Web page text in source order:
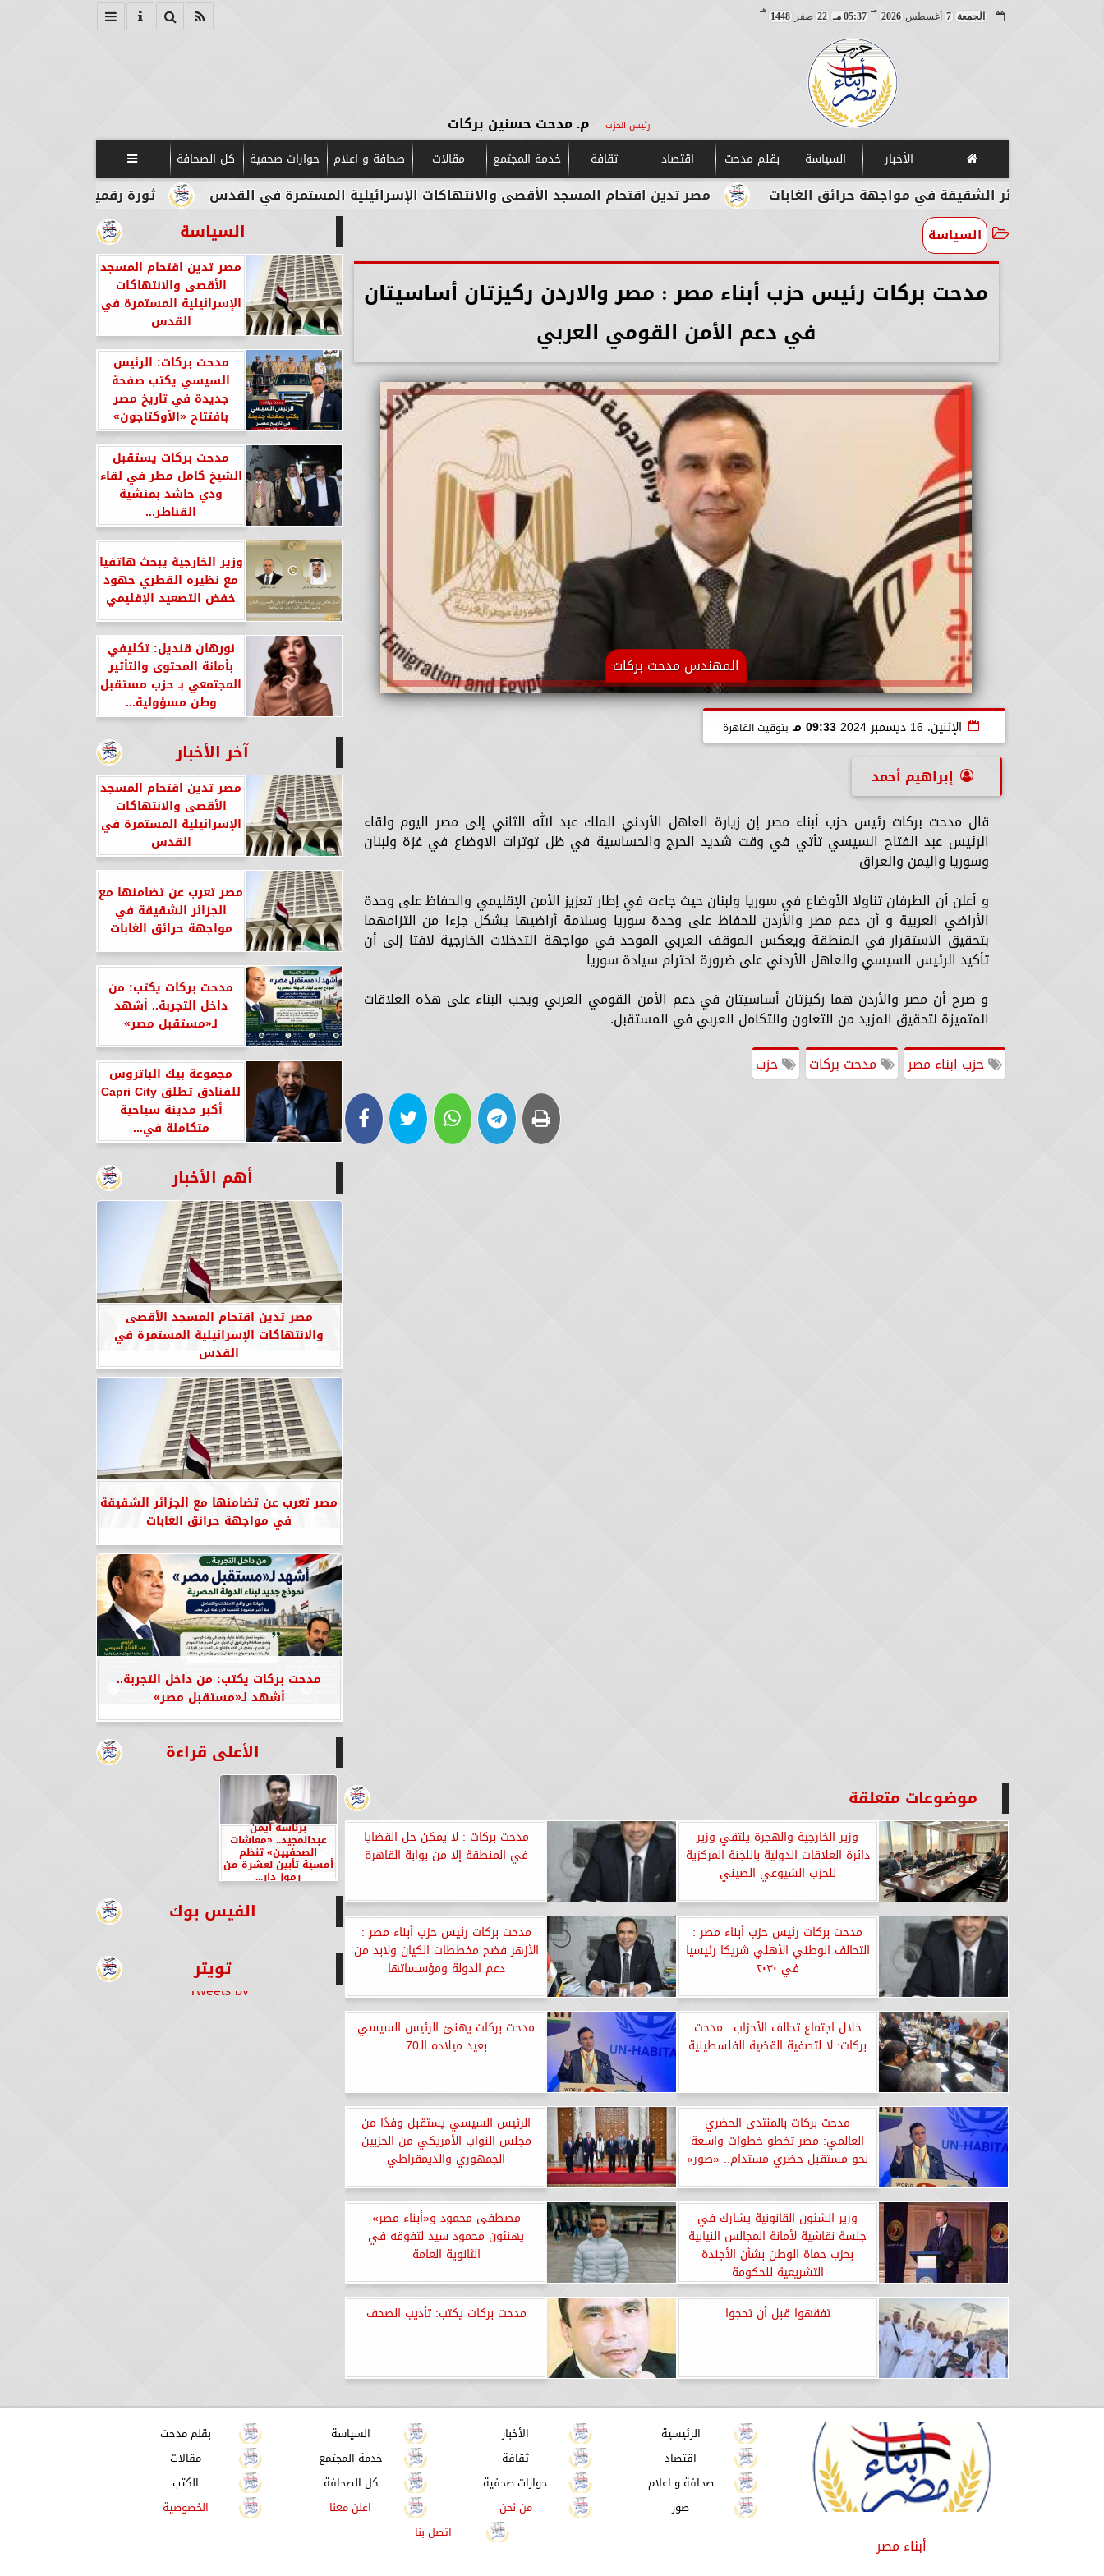
الجمعة 7 أغسطس2026
مـ
05:37 مـ 22 صفر1448
هـ
رئيس الحزب م. مدحت حسنين بركات
الأخبار السياسة بقلم مدحت اقتصاد ثقافة خدمة المجتمع مقالات صحافة و اعلام حوارات صحفية كل الصحافة 
ثورة رقمية في قلب الآثار.. مصر تدين اقتحام المسجد الأقصى والانتهاكات الإسرائيلية المستمرة في القدس الشقيقة في مواجهة حرائق الغابات
السياسة
مدحت بركات رئيس حزب أبناء مصر : مصر والاردن ركيزتان أساسيتان
في دعم الأمن القومي العربي
المهندس مدحت بركات
الإثنين، 16 ديسمبر 2024 09:33 مـ بتوقيت القاهرة
إبراهيم أحمد
قال مدحت بركات رئيس حزب أبناء مصر إن زيارة العاهل الأردني الملك عبد الله الثاني إلى مصر اليوم ولقاء
الرئيس عبد الفتاح السيسي تأتي في وقت شديد الحرج والحساسية في ظل توترات الاوضاع في غزة ولبنان
وسوريا واليمن والعراق
و أعلن أن الطرفان تناولا الأوضاع في سوريا ولبنان حيث جاءت في إطار تعزيز الأمن الإقليمي والحفاظ على وحدة
الأراضي العربية و أن دعم مصر والأردن للحفاظ على وحدة سوريا وسلامة أراضيها يشكل جزءا من التزامهما
بتحقيق الاستقرار في المنطقة ويعكس الموقف العربي الموحد في مواجهة التدخلات الخارجية لافتا إلى أن
تأكيد الرئيس السيسي والعاهل الأردني على ضرورة احترام سيادة سوريا
و صرح أن مصر والأردن هما ركيزتان أساسيتان في دعم الأمن القومي العربي ويجب البناء على هذه العلاقات
المتميزة لتحقيق المزيد من التعاون والتكامل العربي في المستقبل.
حزب ابناء مصر
مدحت بركات حزب
موضوعات متعلقة
وزير الخارجية والهجرة يلتقي وزير
دائرة العلاقات الدولية باللجنة المركزية
للحزب الشيوعي الصيني
مدحت بركات : لا يمكن حل القضايا
في المنطقة إلا من بوابة القاهرة
مدحت بركات رئيس حزب أبناء مصر :
التحالف الوطني الأهلي شريكا رئيسيا
في ٢٠٣٠
مدحت بركات رئيس حزب أبناء مصر :
الأزهر فضح مخططات الكيان ولابد من
دعم الدولة ومؤسساتها
خلال اجتماع تحالف الأحزاب.. مدحت
بركات: لا لتصفية القضية الفلسطينية
مدحت بركات يهنئ الرئيس السيسي
بعيد ميلاده الـ70
مدحت بركات بالمنتدى الحضري
العالمي: مصر تخطو خطوات واسعة
نحو مستقبل حضري مستدام.. «صور»
الرئيس السيسي يستقبل وفدًا من
مجلس النواب الأمريكي من الحزبين
الجمهوري والديمقراطي
وزير الشئون القانونية يشارك في
جلسة نقاشية لأمانة المجالس النيابية
بحزب حماة الوطن بشأن الأجندة
التشريعية للحكومة
مصطفى محمود و«أبناء مصر»
يهنئون محمود سيد لتفوقه في
الثانوية العامة
تفقهوا قبل أن تحجوا مدحت بركات يكتب: تأديب الصحف
السياسة
مصر تدين اقتحام المسجد
الأقصى والانتهاكات
الإسرائيلية المستمرة في
القدس
مدحت بركات: الرئيس
السيسي يكتب صفحة
جديدة في تاريخ مصر
بافتتاح «الأوكتاجون»
مدحت بركات يستقبل
الشيخ كامل مطر في لقاء
ودي حاشد بمنشية
القناطر...
وزير الخارجية يبحث هاتفيا
مع نظيره القطري جهود
خفض التصعيد الإقليمي
نورهان قنديل: تكليفي
بأمانة المحتوى والتأثير
المجتمعي بـ حزب مستقبل
وطن مسؤولية...
آخر الأخبار
مصر تدين اقتحام المسجد
الأقصى والانتهاكات
الإسرائيلية المستمرة في
القدس
مصر تعرب عن تضامنها مع
الجزائر الشقيقة في
مواجهة حرائق الغابات
مدحت بركات يكتب: من
داخل التجربة.. أشهد
لـ«مستقبل مصر»
مجموعة بيك الباتروس
للفنادق تطلق Capri City
أكبر مدينة سياحية
متكاملة في...
أهم الأخبار
مصر تدين اقتحام المسجد الأقصى
والانتهاكات الإسرائيلية المستمرة في
القدس
مصر تعرب عن تضامنها مع الجزائر الشقيقة
في مواجهة حرائق الغابات
مدحت بركات يكتب: من داخل التجربة..
أشهد لـ«مستقبل مصر»
الأعلى قراءة
برئاسة أيمن
عبدالمجيد.. «معاشات
الصحفيين» تنظم
أمسية تأبين لعشرة من
رموز دار...
الفيس بوك
تويتر
Tweets by
أبناء مصر
الرئيسية الأخبار السياسة
بقلم مدحت
اقتصاد
ثقافة خدمة المجتمع
مقالات
صحافة و اعلام
حوارات صحفية كل الصحافة
الكتب
صور
من نحن اعلن معنا
الخصوصية
اتصل بنا